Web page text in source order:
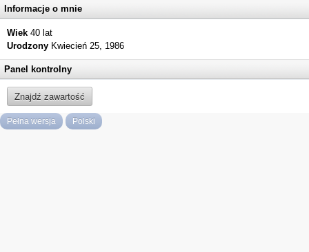
Informacje o mnie
Wiek 40 lat
Urodzony Kwiecień 25, 1986
Panel kontrolny
Znajdź zawartość
Pełna wersja Polski